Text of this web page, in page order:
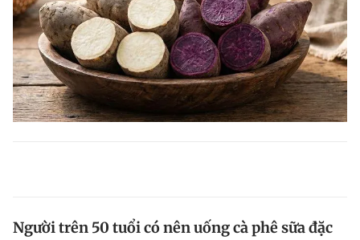
Người trên 50 tuổi có nên uống cà phê sữa đặc